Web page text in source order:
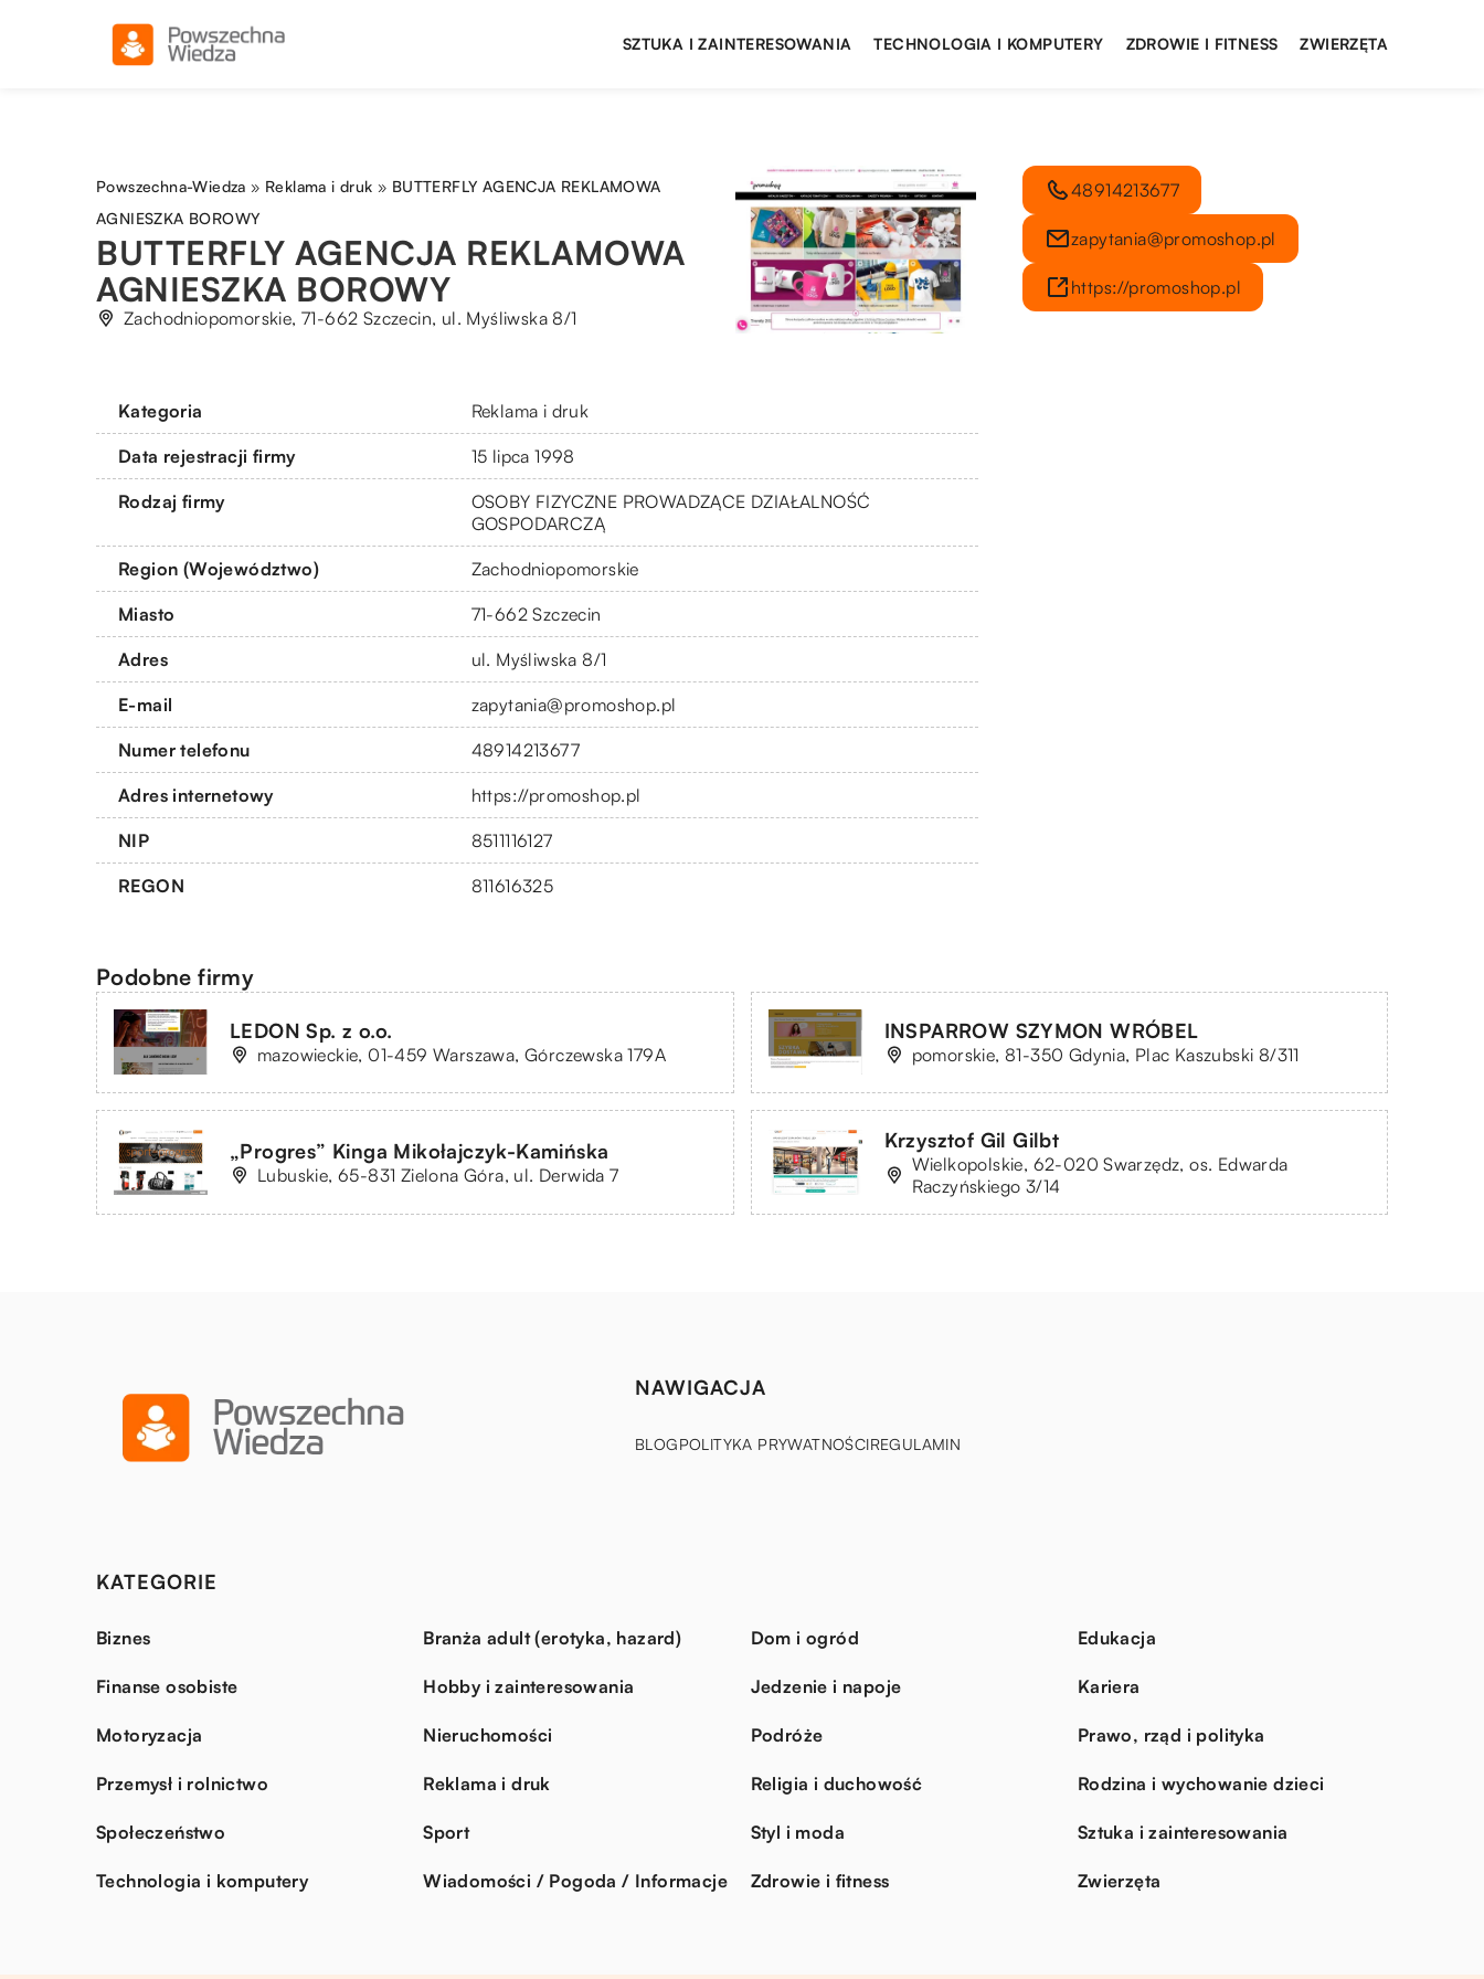
SZTUKA I ZAINTERESOWANIA TECHNOLOGIA I KOMPUTERY ZDROWIE I FITNESS ZWIERZĘTA
Powszechna-Wiedza » Reklama i druk » BUTTERFLY AGENCJA REKLAMOWA
AGNIESZKA BOROWY
BUTTERFLY AGENCJA REKLAMOWA
AGNIESZKA BOROWY
Zachodniopomorskie, 71-662 Szczecin, ul. Myśliwska 8/1
Kategoria Reklama i druk
Data rejestracji firmy 15 lipca 1998
Rodzaj firmy
OSOBY FIZYCZNE PROWADZĄCE DZIAŁALNOŚĆ
GOSPODARCZĄ
Region (Województwo) Zachodniopomorskie
Miasto 71-662 Szczecin
Adres ul. Myśliwska 8/1
E-mail zapytania@promoshop.pl
Numer telefonu 48914213677
Adres internetowy https://promoshop.pl
NIP 8511116127
REGON 811616325
48914213677
zapytania@promoshop.pl
https://promoshop.pl
Podobne firmy
LEDON Sp. z o.o.
mazowieckie, 01-459 Warszawa, Górczewska 179A
INSPARROW SZYMON WRÓBEL
pomorskie, 81-350 Gdynia, Plac Kaszubski 8/311
„Progres” Kinga Mikołajczyk-Kamińska
Lubuskie, 65-831 Zielona Góra, ul. Derwida 7
Krzysztof Gil Gilbt
Wielkopolskie, 62-020 Swarzędz, os. Edwarda
Raczyńskiego 3/14
NAWIGACJA
BLOGPOLITYKA PRYWATNOŚCIREGULAMIN
KATEGORIE
Biznes Branża adult (erotyka, hazard) Dom i ogród Edukacja
Finanse osobiste Hobby i zainteresowania Jedzenie i napoje Kariera
Motoryzacja Nieruchomości Podróże Prawo, rząd i polityka
Przemysł i rolnictwo Reklama i druk Religia i duchowość Rodzina i wychowanie dzieci
Społeczeństwo Sport Styl i moda Sztuka i zainteresowania
Technologia i komputery Wiadomości / Pogoda / Informacje Zdrowie i fitness Zwierzęta